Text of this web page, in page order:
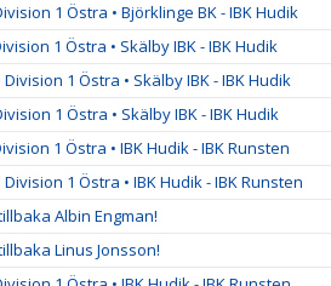
1 Östra • Björklinge BK - IBK Hudik
1 Östra • Skälby IBK - IBK Hudik
1 Östra • Skälby IBK - IBK Hudik
1 Östra • Skälby IBK - IBK Hudik
1 Östra • IBK Hudik - IBK Runsten
1 Östra • IBK Hudik - IBK Runsten
Albin Engman!
Linus Jonsson!